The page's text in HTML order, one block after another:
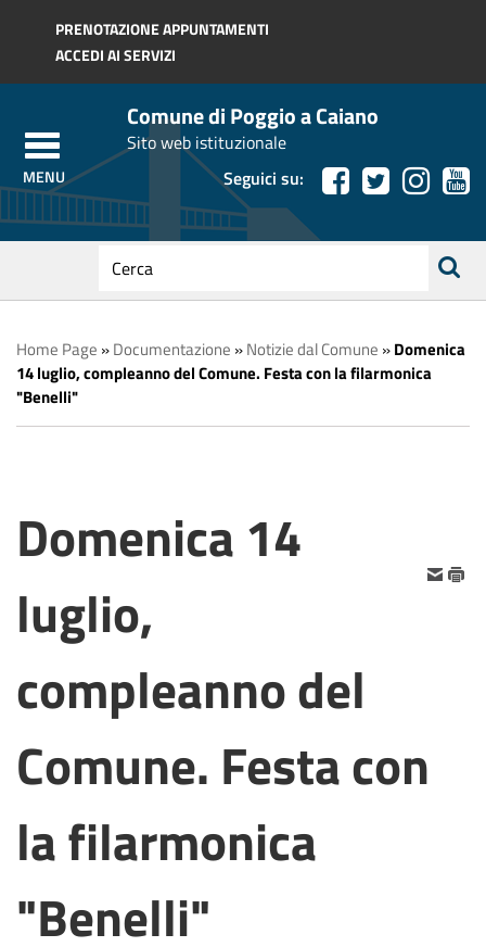
Regione Toscana
PRENOTAZIONE APPUNTAMENTI
ACCEDI AI SERVIZI
Comune di Poggio a Caiano
Sito web istituzionale
Seguici su:
testo
da
cercare
ricerca
Home Page »Documentazione »Notizie dal Comune »Domenica
14 luglio, compleanno del Comune. Festa con la filarmonica
"Benelli"
Domenica 14
luglio,
compleanno del
Comune. Festa con
la filarmonica
"Benelli"